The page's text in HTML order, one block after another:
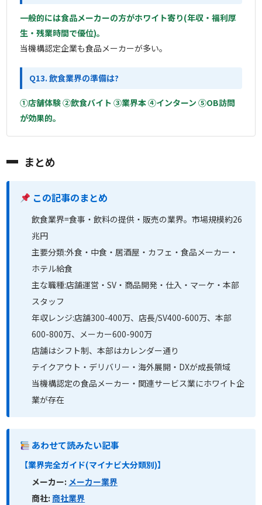
一般的には食品メーカーの方がホワイト寄り(年収・福利厚
生・残業時間で優位)。
当機構認定企業も食品メーカーが多い。
Q13. 飲食業界の準備は?
①店舗体験 ②飲食バイト ③業界本 ④インターン ⑤OB訪問
が効果的。
まとめ
この記事のまとめ
飲食業界=食事・飲料の提供・販売の業界。市場規模約26
兆円
主要分類:外食・中食・居酒屋・カフェ・食品メーカー・
ホテル給食
主な職種:店舗運営・SV・商品開発・仕入・マーケ・本部
スタッフ
年収レンジ:店舗300-400万、店長/SV400-600万、本部
600-800万、メーカー600-900万
店舗はシフト制、本部はカレンダー通り
テイクアウト・デリバリー・海外展開・DXが成長領域
当機構認定の食品メーカー・関連サービス業にホワイト企
業が存在
あわせて読みたい記事
【業界完全ガイド(マイナビ大分類別)】
メーカー: メーカー業界
商社: 商社業界